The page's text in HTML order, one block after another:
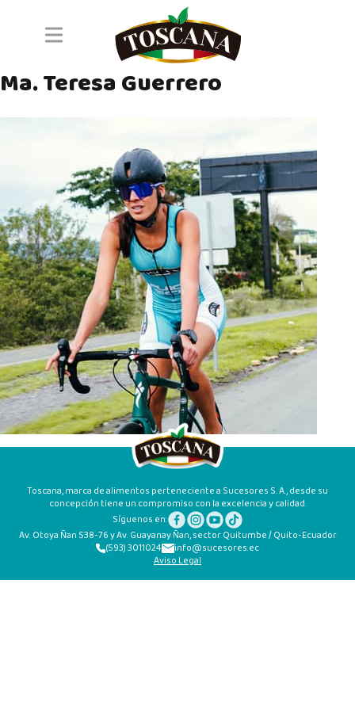
Open main menu
Ma. Teresa Guerrero
Toscana, marca de alimentos perteneciente a Sucesores S. A., desde su
concepción tiene un compromiso con la excelencia y calidad.
Síguenos en:
Av. Otoya Ñan S38-76 y Av. Guayanay Ñan, sector Quitumbe / Quito-Ecuador
(593) 3011024
info@sucesores.ec
Aviso Legal